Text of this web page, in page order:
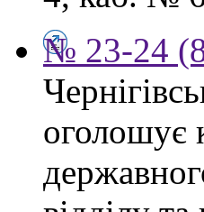
№ 23-24
оголошує